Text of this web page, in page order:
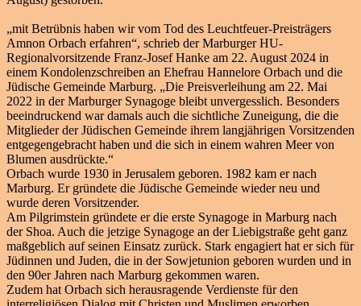
„mit Betrübnis haben wir vom Tod des Leuchtfeuer-Preisträgers
Amnon Orbach erfahren“, schrieb der Marburger HU-
Regionalvorsitzende Franz-Josef Hanke am 22. August 2024 in
einem Kondolenzschreiben an Ehefrau Hannelore Orbach und die
Jüdische Gemeinde Marburg. „Die Preisverleihung am 22. Mai
2022 in der Marburger Synagoge bleibt unvergesslich. Besonders
beeindruckend war damals auch die sichtliche Zuneigung, die die
Mitglieder der Jüdischen Gemeinde ihrem langjährigen Vorsitzenden
entgegengebracht haben und die sich in einem wahren Meer von
Blumen ausdrückte.“
Orbach wurde 1930 in Jerusalem geboren. 1982 kam er nach
Marburg. Er gründete die Jüdische Gemeinde wieder neu und
wurde deren Vorsitzender.
Am Pilgrimstein gründete er die erste Synagoge in Marburg nach
der Shoa. Auch die jetzige Synagoge an der Liebigstraße geht ganz
maßgeblich auf seinen Einsatz zurück. Stark engagiert hat er sich für
Jüdinnen und Juden, die in der Sowjetunion geboren wurden und in
den 90er Jahren nach Marburg gekommen waren.
Zudem hat Orbach sich herausragende Verdienste für den